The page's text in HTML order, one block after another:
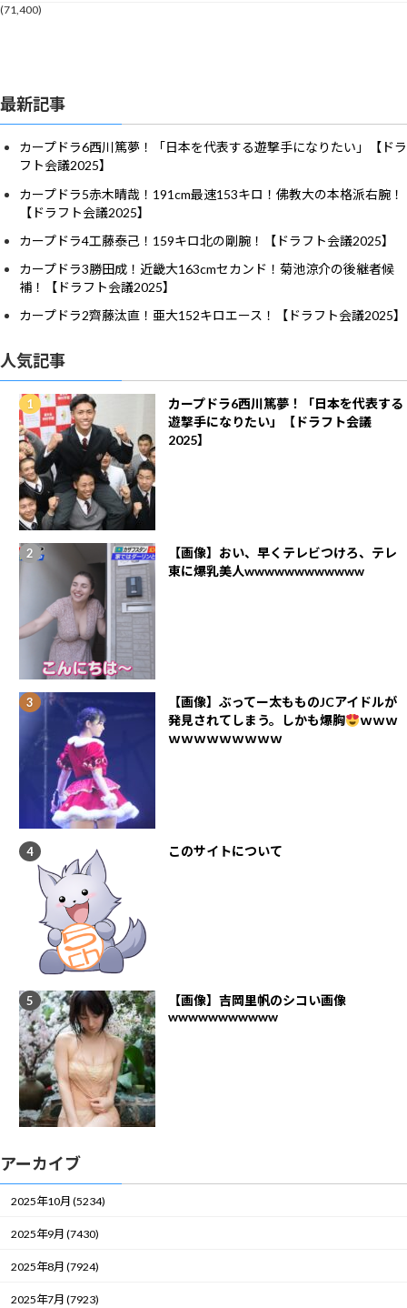
(71,400)
最新記事
カープドラ6西川篤夢！「日本を代表する遊撃手になりたい」【ドラ
フト会議2025】
カープドラ5赤木晴哉！191cm最速153キロ！佛教大の本格派右腕！
【ドラフト会議2025】
カープドラ4工藤泰己！159キロ北の剛腕！【ドラフト会議2025】
カープドラ3勝田成！近畿大163cmセカンド！菊池涼介の後継者候
補！【ドラフト会議2025】
カープドラ2齊藤汰直！亜大152キロエース！【ドラフト会議2025】
人気記事
カープドラ6西川篤夢！「日本を代表する
遊撃手になりたい」【ドラフト会議
2025】
【画像】おい、早くテレビつけろ、テレ
東に爆乳美人wwwwwwwwwwww
【画像】ぶってー太もものJCアイドルが
発見されてしまう。しかも爆胸
ｗｗｗ
ｗｗｗｗｗｗｗｗｗ
このサイトについて
【画像】吉岡里帆のシコい画像
wwwwwwwwwww
アーカイブ
2025年10月 (5234)
2025年9月 (7430)
2025年8月 (7924)
2025年7月 (7923)